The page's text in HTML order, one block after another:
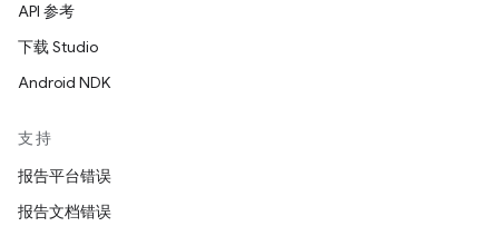
API 参考
下载 Studio
Android NDK
支持
报告平台错误
报告文档错误